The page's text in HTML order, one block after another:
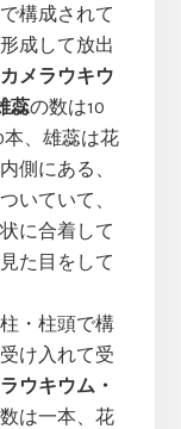
構成されて
成して放出
カメラウキウ
蕊の数は10
本、雄蕊は花
側にある、
いていて、
に合着して
た目をして
・柱頭で構
け入れて受
ウキウム・
は一本、花